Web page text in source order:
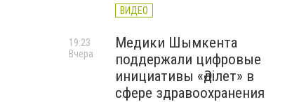
ВИДЕО
Медики Шымкента
поддержали цифровые
инициативы «Әділет» в
сфере здравоохранения
19:23
Вчера